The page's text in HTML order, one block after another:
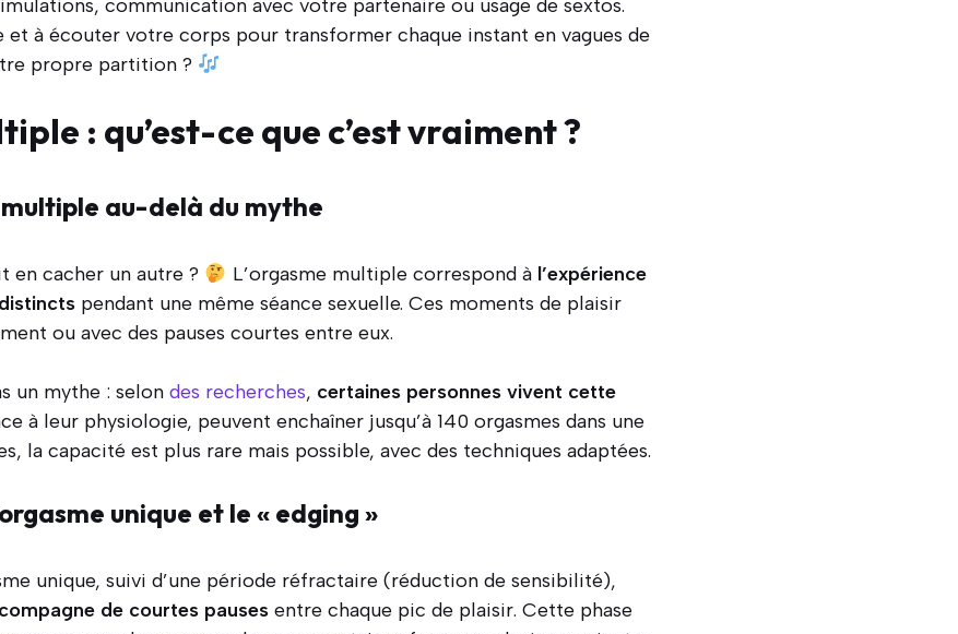
communication avec votre partenaire ou usage de sextos.
et à écouter votre corps pour transformer chaque instant en vagues de
propre partition ?
: qu’est-ce que c’est vraiment ?
au-delà du mythe
en cacher un autre ? L’orgasme multiple correspond à l’expérience
pendant une même séance sexuelle. Ces moments de plaisir
ou avec des pauses courtes entre eux.
un mythe : selon des recherches, certaines personnes vivent cette
à leur physiologie, peuvent enchaîner jusqu’à 140 orgasmes dans une
la capacité est plus rare mais possible, avec des techniques adaptées.
unique et le « edging »
unique, suivi d’une période réfractaire (réduction de sensibilité),
de courtes pauses entre chaque pic de plaisir. Cette phase